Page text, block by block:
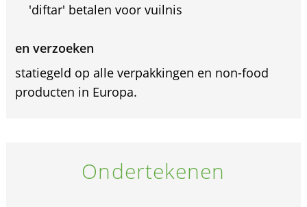
'diftar' betalen voor vuilnis
en verzoeken
statiegeld op alle verpakkingen en non-food
producten in Europa.
Ondertekenen